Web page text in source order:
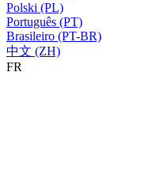
Polski (PL)
Português (PT)
Brasileiro (PT-BR)
中文 (ZH)
FR